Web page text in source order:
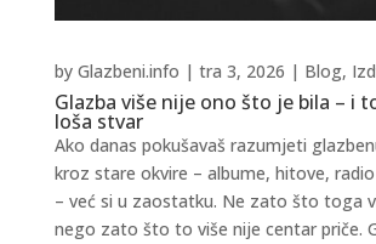
Glazba više nije ono što je bila – i
loša stvar
by Glazbeni.info | tra 3, 2026 | Blog,
Ako danas pokušavaš razumjeti
kroz stare okvire – albume, hitove,
– već si u zaostatku. Ne zato što toga
nego zato što to više nije centar priče.